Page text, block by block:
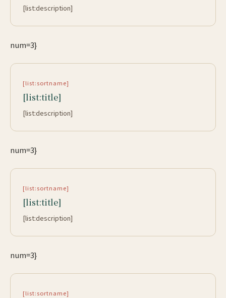
[list:description]
num=3}
[list:sortname]
[list:title]
[list:description]
num=3}
[list:sortname]
[list:title]
[list:description]
num=3}
[list:sortname]